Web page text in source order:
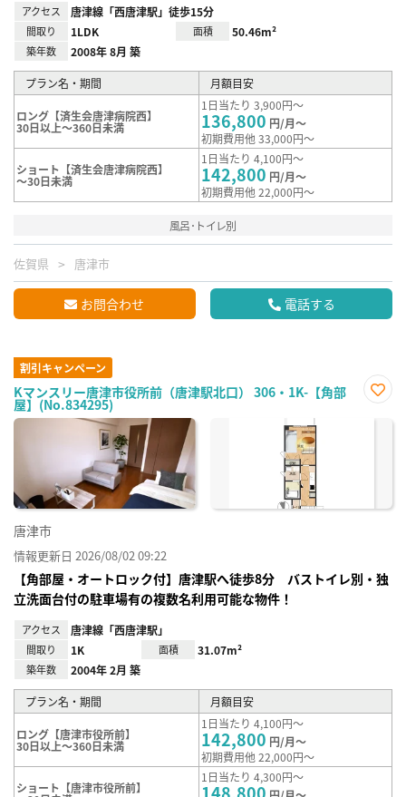
アクセス 唐津線「西唐津駅」徒歩15分
間取り 1LDK 面積 50.46m²
築年数 2008年 8月 築
プラン名・期間 月額目安
ロング【済生会唐津病院西】
30日以上～360日未満
1日当たり 3,900円～
136,800 円/月～
初期費用他 33,000円～
ショート【済生会唐津病院西】
～30日未満
1日当たり 4,100円～
142,800 円/月～
初期費用他 22,000円～
風呂･トイレ別
佐賀県 唐津市
お問合わせ 電話する
割引キャンペーン
Kマンスリー唐津市役所前（唐津駅北口） 306・1K-【角部
屋】(No.834295)
に入
唐津市
情報更新日 2026/08/02 09:22
【角部屋・オートロック付】唐津駅へ徒歩8分 バストイレ別・独
立洗面台付の駐車場有の複数名利用可能な物件！
アクセス 唐津線「西唐津駅」
間取り 1K 面積 31.07m²
築年数 2004年 2月 築
プラン名・期間 月額目安
ロング【唐津市役所前】
30日以上～360日未満
1日当たり 4,100円～
142,800 円/月～
初期費用他 22,000円～
ショート【唐津市役所前】
1日当たり 4,300円～
148,800